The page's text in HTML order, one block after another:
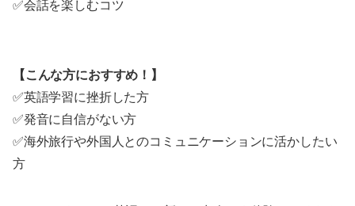
✅会話を楽しむコツ
【こんな方におすすめ！】
✅英語学習に挫折した方
✅発音に自信がない方
✅海外旅行や外国人とのコミュニケーションに活かしたい
方